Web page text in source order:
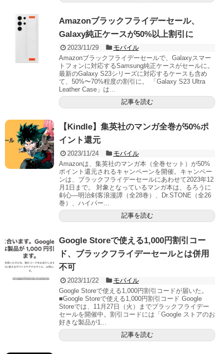
Amazonブラックフライデーセール、
Galaxy純正ケースが50%以上割引に
2023/11/29
モバイル
Amazonブラックフライデーセールで、Galaxyスマー
トフォンに対応するSamsung純正ケースがセールに。
最新のGalaxy S23シリーズに対応するケースも含め
て、50%〜70%程度の割引に。 「Galaxy S23 Ultra
Leather Case」は...
記事を読む
【Kindle】集英社のマンガ全巻が50%ポ
イント還元
2023/11/24
モバイル
Amazonは、集英社のマンガ本（全巻セット）が50%
ポイント還元されるキャンペーンを開催。キャンペー
ンは、ブラックフライデーセールにあわせて2023年12
月1日まで。 対象となっているマンガ本は、るろうに
剣心―明治剣客浪漫譚（全28巻）、Dr.STONE（全26
巻）、ハイパー...
記事を読む
Google Storeで使える1,000円割引コー
ド、ブラックフライデーセールとは併用
不可
2023/11/22
モバイル
Google Storeで使える1,000円割引コードが届いた。
■Google Storeで使える1,000円割引コード Google
Storeでは、11月27日（火）までブラックフライデー
セールを開催中。割引コードには「Google ストアのお
好きな製品が1...
記事を読む